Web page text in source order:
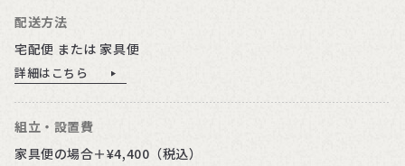
配送方法
宅配便 または 家具便
詳細はこちら
組立・設置費
家具便の場合＋¥4,400（税込）